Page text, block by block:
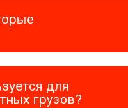
для
грузов?